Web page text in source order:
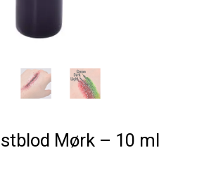
Mørk – 10 ml